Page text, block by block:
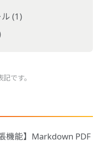
(1)
です。
機能】Markdown PDF